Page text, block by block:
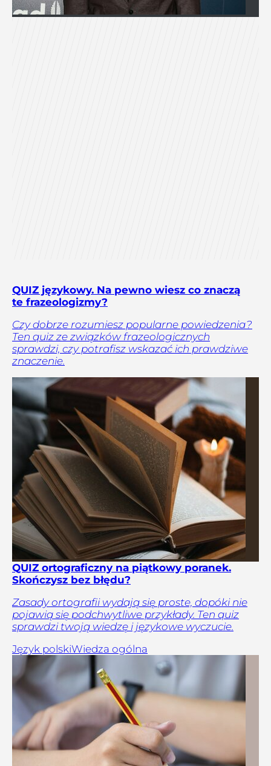
QUIZ językowy. Na pewno wiesz co znaczą
te frazeologizmy?
Czy dobrze rozumiesz popularne powiedzenia?
Ten quiz ze związków frazeologicznych
sprawdzi, czy potrafisz wskazać ich prawdziwe
znaczenie.
QUIZ ortograficzny na piątkowy poranek.
Skończysz bez błędu?
Zasady ortografii wydają się proste, dopóki nie
pojawią się podchwytliwe przykłady. Ten quiz
sprawdzi twoją wiedzę i językowe wyczucie.
Język polskiWiedza ogólna